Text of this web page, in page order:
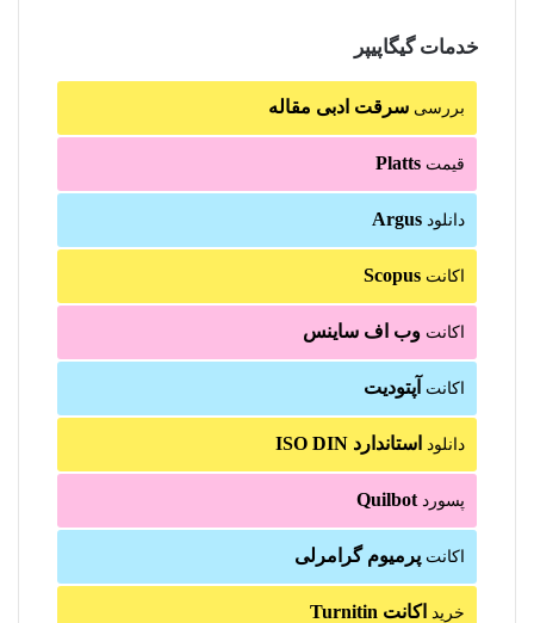
خدمات گیگاپیپر
بررسی سرقت ادبی مقاله
قیمت Platts
دانلود Argus
اکانت Scopus
اکانت وب اف ساینس
اکانت آپتودیت
دانلود استاندارد ISO DIN
پسورد Quilbot
اکانت پرمیوم گرامرلی
خرید اکانت Turnitin